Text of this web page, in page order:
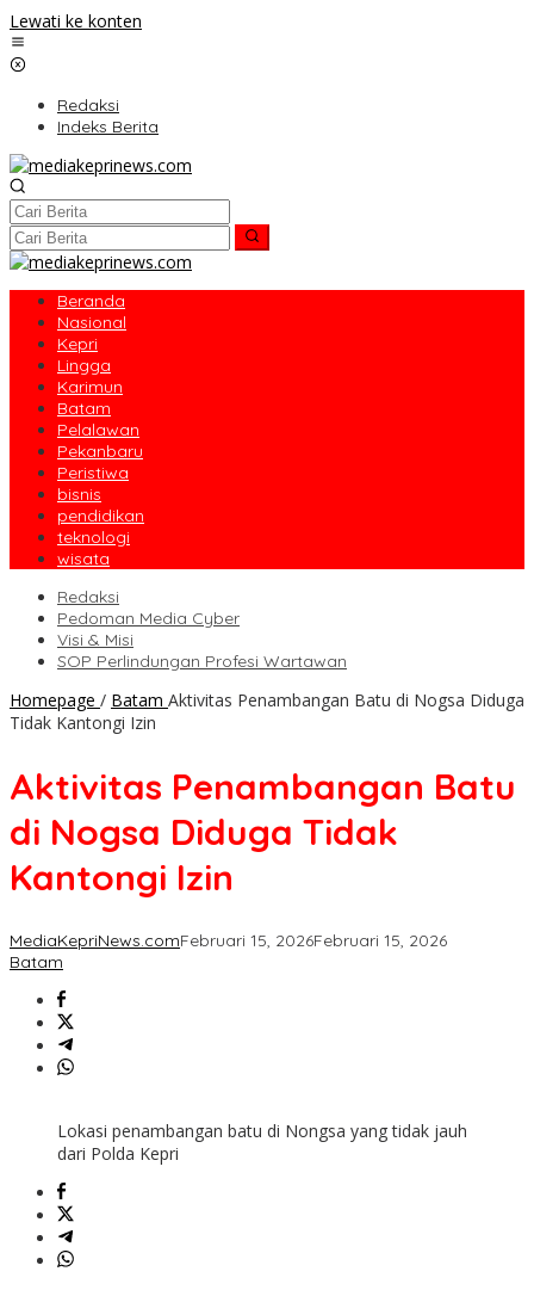
Lewati ke konten
Redaksi
Indeks Berita
Beranda
Nasional
Kepri
Lingga
Karimun
Batam
Pelalawan
Pekanbaru
Peristiwa
bisnis
pendidikan
teknologi
wisata
Redaksi
Pedoman Media Cyber
Visi & Misi
SOP Perlindungan Profesi Wartawan
Homepage / Batam Aktivitas Penambangan Batu di Nogsa Diduga
Tidak Kantongi Izin
Aktivitas Penambangan Batu
di Nogsa Diduga Tidak
Kantongi Izin
MediaKepriNews.comFebruari 15, 2026Februari 15, 2026
Batam
Lokasi penambangan batu di Nongsa yang tidak jauh
dari Polda Kepri